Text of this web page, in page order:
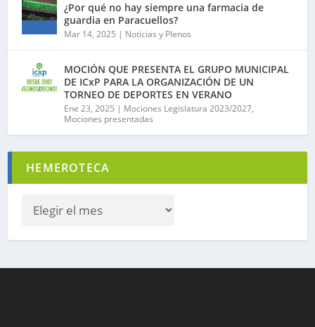
¿Por qué no hay siempre una farmacia de
guardia en Paracuellos?
Mar 14, 2025 | Noticias y Plenos
MOCIÓN QUE PRESENTA EL GRUPO MUNICIPAL
DE ICxP PARA LA ORGANIZACIÓN DE UN
TORNEO DE DEPORTES EN VERANO
Ene 23, 2025 | Mociones Legislatura 2023/2027,
Mociones presentadas
HEMEROTECA